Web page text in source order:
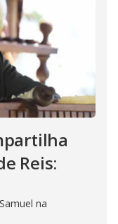
Reis:
na